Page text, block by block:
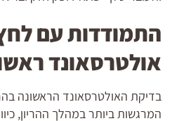
התמודדות עם
אולטרסאונד
בדיקת האולטרסאונד הראשונה
המרגשות ביותר במהלך ההריון,